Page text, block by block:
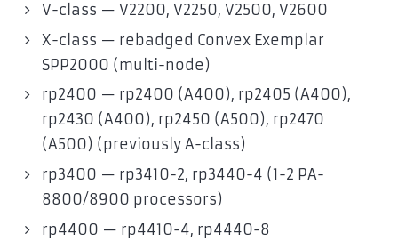
V-class — V2200, V2250, V2500, V2600
X-class — rebadged Convex Exemplar
SPP2000 (multi-node)
rp2400 — rp2400 (A400), rp2405 (A400),
rp2430 (A400), rp2450 (A500), rp2470
(A500) (previously A-class)
rp3400 — rp3410-2, rp3440-4 (1-2 PA-
8800/8900 processors)
rp4400 — rp4410-4, rp4440-8